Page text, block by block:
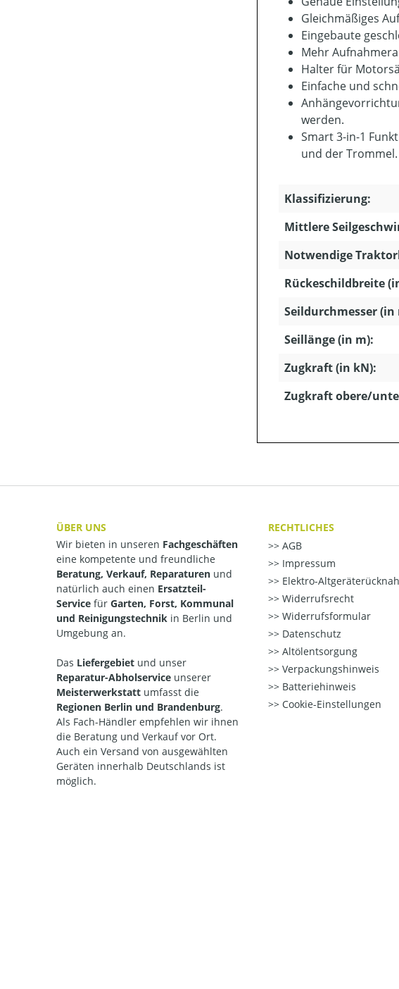
Gleichmäßiges
Eingebaute
Mehr
Halter für
Einfache und
werden.
Smart 3-in-1
und der Trommel.
Klassifizierung:
Mittlere
Notwendige
Rückeschildbreite
Seildurchmesser (in
Seillänge (in m):
Zugkraft (in kN):
Zugkraft obere/
ÜBER UNS
Wir bieten in unseren Fachgeschäften
eine kompetente und freundliche
Beratung, Verkauf, Reparaturen und
natürlich auch einen Ersatzteil-
Service für Garten, Forst, Kommunal
und Reinigungstechnik in Berlin und
Umgebung an.
Das Liefergebiet und unser
Reparatur-Abholservice unserer
Meisterwerkstatt umfasst die
Regionen Berlin und Brandenburg.
Als Fach-Händler empfehlen wir ihnen
die Beratung und Verkauf vor Ort.
Auch ein Versand von ausgewählten
Geräten innerhalb Deutschlands ist
möglich.
RECHTLICHES
AGB
Impressum
Elektro-
Widerrufsrecht
Widerrufsformular
Datenschutz
Altölentsorgung
Verpackungshinweis
Batteriehinweis
Cookie-Einstellungen